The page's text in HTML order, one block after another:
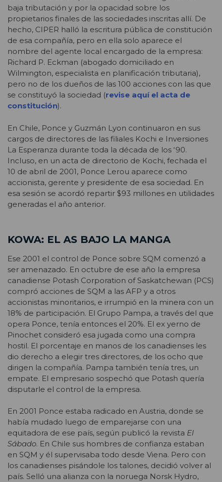
baja tributación y por la opacidad sobre los
propietarios finales de las sociedades inscritas allí. De
hecho, CIPER halló la escritura pública de constitución
de esa compañía, pero en ella solo aparece el
nombre del agente local encargado de la empresa:
Richard P. Eckman (abogado domiciliado en
Wilmington, especialista en planificación tributaria),
pero no de los dueños de las 100 acciones con las que
se constituyó la sociedad (revise aquí el acta de
constitución).
En Chile, Ponce y Guzmán Lyon continuaron en sus
cargos de directores de las filiales Kochi e Inversiones
La Esperanza durante toda la década de los ‘90.
Incluso, en un acta de directorio de Kochi, fechada el
10 de abril de 2001, Ponce Lerou aparece como
accionista, gerente y presidente de esa sociedad. En
esa sesión se acordó repartir $93 millones en utilidades
generadas el año anterior.
KOWA: EL AS BAJO LA MANGA
Ese 2001 el control de Ponce sobre SQM comenzó a
ser amenazado. En octubre de ese año la empresa
canadiense Potash Corporation of Saskatchewan (PCS)
compró acciones de SQM a las AFP y a otros
accionistas minoritarios, e irrumpió en la minera con un
18% de participación. El Grupo Pampa, a través del que
opera Ponce, tenía entonces el 20%. El ex yerno de
Pinochet consideró esa jugada como una compra
hostil. El porcentaje en manos de los canadienses les
dio derecho a elegir tres directores, de los ocho que
dirigen la compañía. Pampa también tenía tres, un
empate. El empresario sospechó que Potash quería
disputarle el control de la empresa.
En 2001 Ponce estaba radicado en Austria, donde se
había mudado luego de emparejarse con una
equitadora de ese país, según publicó la revista El
Sábado. En Chile sus hombres de confianza estaban
en SQM y él supervisaba todo desde Viena. Pero con
los canadienses pisándole los talones, decidió volver al
país. Selló una alianza con la noruega Norsk Hydro,